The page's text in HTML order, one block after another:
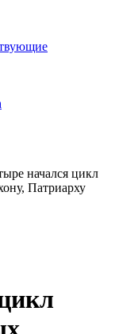
начался цикл
Патриарху